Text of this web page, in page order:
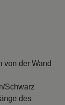
von der Wand
Schwarz
des